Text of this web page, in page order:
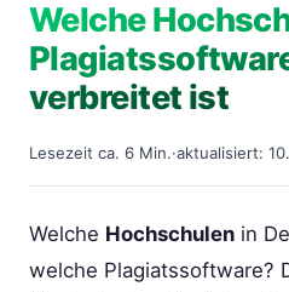
Welche
verbreitet ist
Lesezeit ca. 6 Min.·aktualisiert:
Welche Hochschulen in
welche Plagiatssoftware?